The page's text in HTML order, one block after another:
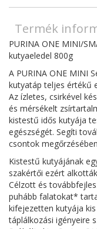
Termék
PURINA ONE MINI/
kutyaeledel 800g
A PURINA ONE MINI
kutyatáp teljes értékű
Az ízletes, csirkével
és mérsékelt
kistestű idős kutyája
egészségét. Segíti
csontok
Kistestű kutyájának
szakértői ezért
Célzott és
puhább falatokat*
kifejezetten kutyája
táplálkozási igényeire